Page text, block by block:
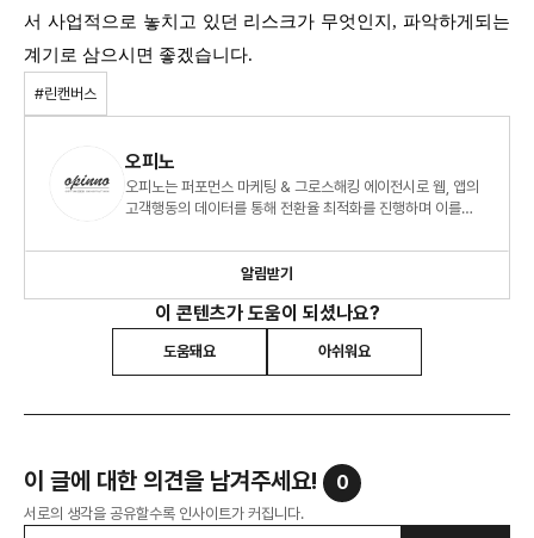
서 사업적으로 놓치고 있던 리스크가 무엇인지, 파악하게되는
계기로 삼으시면 좋겠습니다.
#린캔버스
오피노
오피노는 퍼포먼스 마케팅 & 그로스해킹 에이전시로 웹, 앱의
고객행동의 데이터를 통해 전환율 최적화를 진행하며 이를
알림받기
이 콘텐츠가 도움이 되셨나요?
도움돼요 아쉬워요
이 글에 대한 의견을 남겨주세요! 0
서로의 생각을 공유할수록 인사이트가 커집니다.